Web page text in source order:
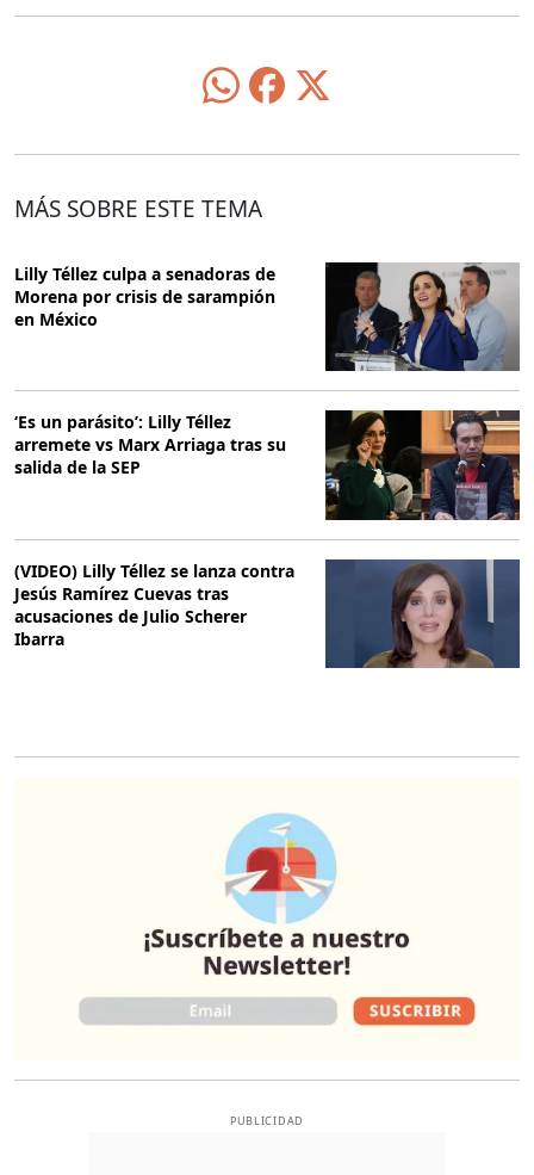
MÁS SOBRE ESTE TEMA
Lilly Téllez culpa a senadoras de
Morena por crisis de sarampión
en México
‘Es un parásito’: Lilly Téllez
arremete vs Marx Arriaga tras su
salida de la SEP
(VIDEO) Lilly Téllez se lanza contra
Jesús Ramírez Cuevas tras
acusaciones de Julio Scherer
Ibarra
PUBLICIDAD